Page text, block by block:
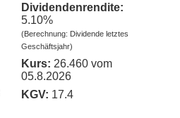
Dividendenrendite:
5.10%
(Berechnung: Dividende letztes
Geschäftsjahr)
Kurs: 26.460 vom
05.8.2026
KGV: 17.4